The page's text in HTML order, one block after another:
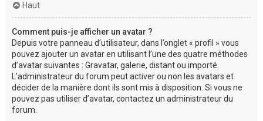
Haut
Comment puis-je afficher un avatar ?
Depuis votre panneau d’utilisateur, dans l’onglet « profil » vous
pouvez ajouter un avatar en utilisant l’une des quatre méthodes
d’avatar suivantes : Gravatar, galerie, distant ou importé.
L’administrateur du forum peut activer ou non les avatars et
décider de la manière dont ils sont mis à disposition. Si vous ne
pouvez pas utiliser d’avatar, contactez un administrateur du
forum.